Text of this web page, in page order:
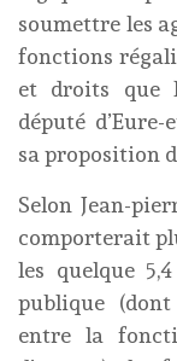
soumettre les
fonctions
et droits que
député
sa proposition
Selon Jean-
comporterait
les quelque
publique
entre la